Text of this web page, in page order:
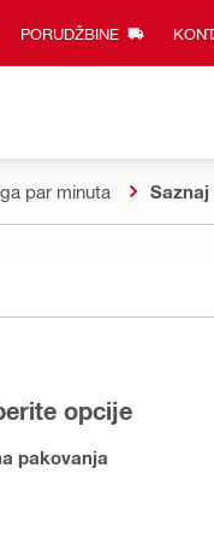
PORUDŽBINE
par minuta Saznaj
opcije
pakovanja